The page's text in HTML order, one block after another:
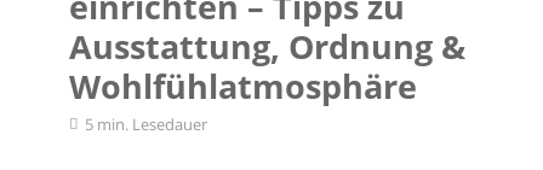
Ausstattung, Ordnung &
Wohlfühlatmosphäre
5 min. Lesedauer